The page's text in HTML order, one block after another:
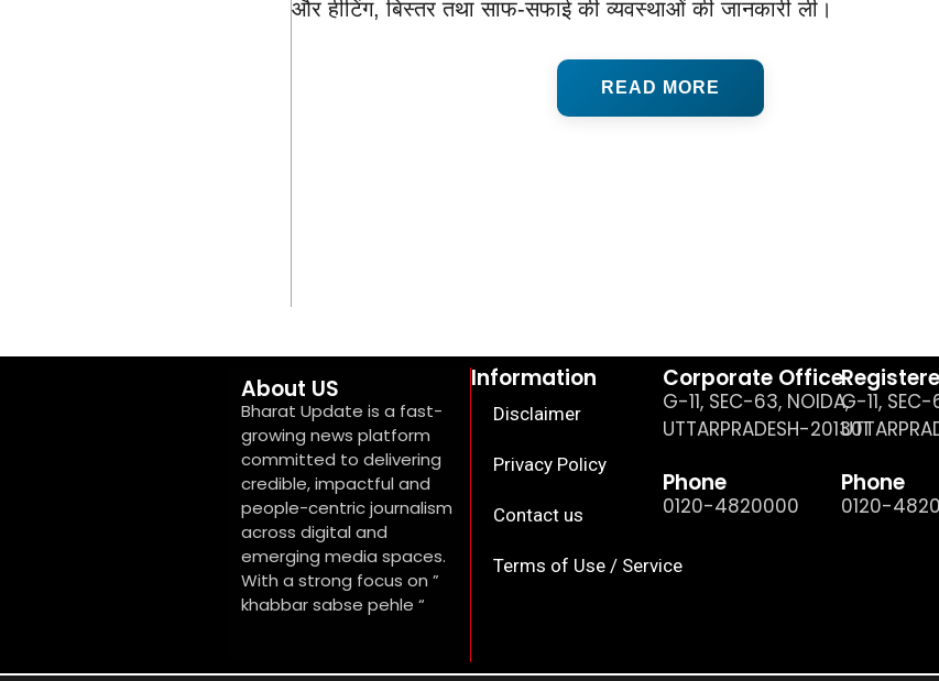
और हीटिंग, बिस्तर तथा साफ-सफाई की व्यवस्थाओं की जानकारी ली।
READ MORE
About US
Bharat Update is a fast-
growing news platform
committed to delivering
credible, impactful and
people-centric journalism
across digital and
emerging media spaces.
With a strong focus on ”
khabbar sabse pehle “
Information
Disclaimer
Privacy Policy
Contact us
Terms of Use / Service
Corporate Office
G-11, SEC-63, NOIDA,
UTTARPRADESH-201301
Phone
0120-4820000
G-11,
Phone
0120-